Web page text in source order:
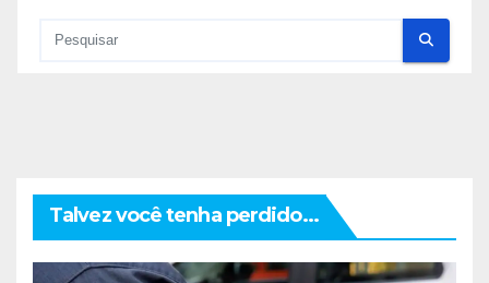
Talvez você tenha perdido...